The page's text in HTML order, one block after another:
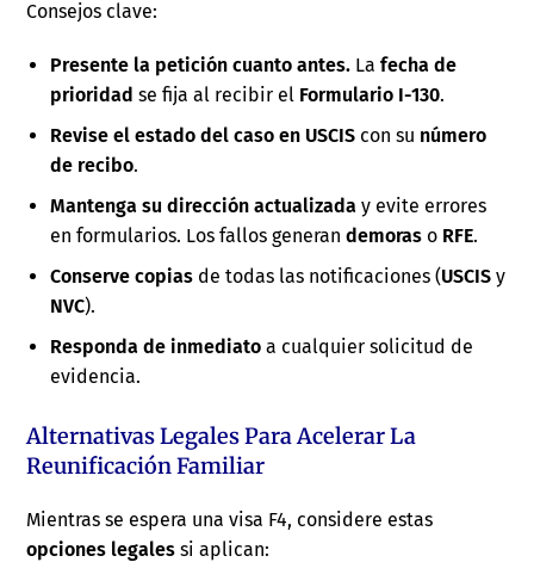
Consejos clave:
Presente la petición cuanto antes. Lafecha de
prioridad se fija al recibir el Formulario I-130.
Revise el estado del caso en USCIS con su número
de recibo.
Mantenga su dirección actualizada y evite errores
en formularios. Los fallos generandemoras o RFE.
Conserve copias de todas las notificaciones (USCIS y
NVC).
Responda de inmediato a cualquier solicitud de
evidencia.
Alternativas Legales Para Acelerar La
Reunificación Familiar
Mientras se espera una visa F4, considere estas
opciones legales si aplican: